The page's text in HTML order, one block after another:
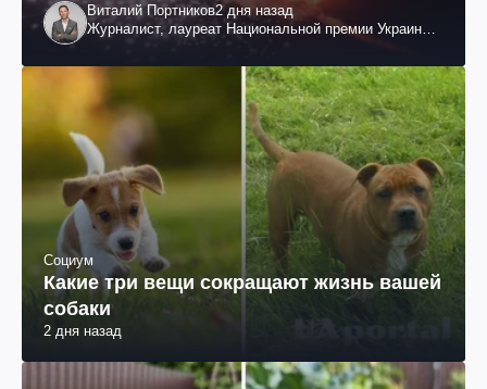
Виталий Портников2 дня назад
Журналист, лауреат Национальной премии Украины
Социум
Какие три вещи сокращают жизнь вашей
собаки
2 дня назад